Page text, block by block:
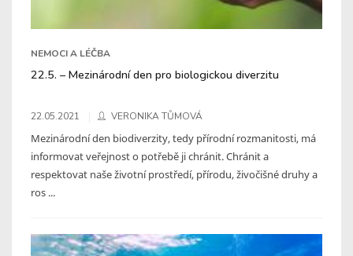
NEMOCI A LÉČBA
22.5. – Mezinárodní den pro biologickou diverzitu
22.05.2021 VERONIKA TŮMOVÁ
Mezinárodní den biodiverzity, tedy přírodní rozmanitosti, má
informovat veřejnost o potřebě ji chránit. Chránit a
respektovat naše životní prostředí, přírodu, živočišné druhy a
ros ...